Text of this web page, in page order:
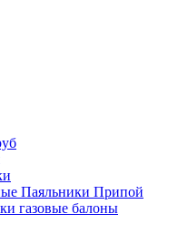
Паяльники Припой
газовые балоны